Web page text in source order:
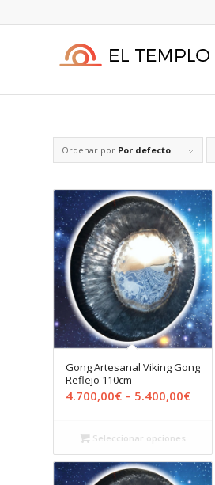
Ordenar por Por defecto
Gong Artesanal Viking Gong
Reflejo 110cm
4.700,00€ – 5.400,00€
Seleccionar opciones